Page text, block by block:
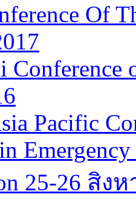
Of
Conference
Pacific
25-26 สิง